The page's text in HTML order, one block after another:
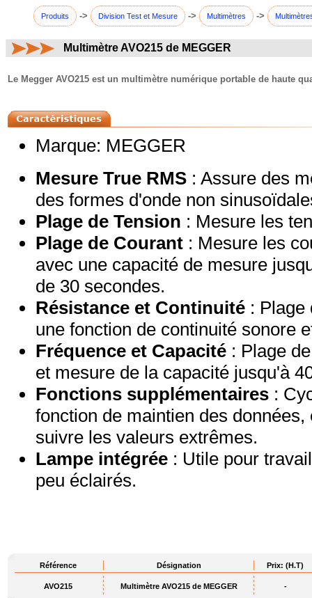
Produits -> Division Test et Mesure -> Multimètres ->
Multimètre AVO215 de MEGGER
Le Megger AVO215 est un multimètre numérique portable de haute
Marque: MEGGER
Mesure True RMS : Assure des
des formes d'onde non
Plage de Tension : Mesure les
Plage de Courant : Mesure les
avec une capacité de mesure
de 30 secondes.
Résistance et Continuité : Plage
une fonction de continuité sonore
Fréquence et Capacité : Plage
et mesure de la capacité jusqu'à
Fonctions supplémentaires :
fonction de maintien des
suivre les valeurs extrêmes.
Lampe intégrée : Utile pour
peu éclairés.
Référence Désignation Prix: (H.T)
AVO215 Multimètre AVO215 de MEGGER -